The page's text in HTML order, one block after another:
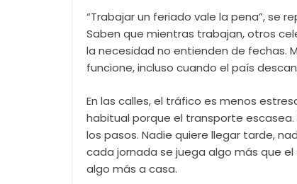
“Trabajar un feriado vale la pena”, se
Saben que mientras trabajan, otros
la necesidad no entienden de fechas.
funcione, incluso cuando el país
En las calles, el tráfico es menos
habitual porque el transporte
los pasos. Nadie quiere llegar tarde,
cada jornada se juega algo más que
algo más a casa.